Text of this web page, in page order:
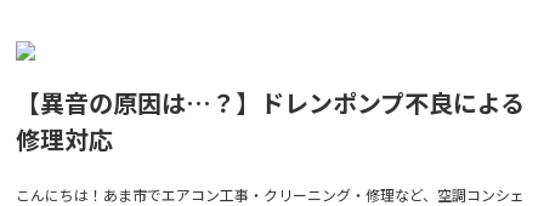
【異音の原因は…？】ドレンポンプ不良による
修理対応
こんにちは！あま市でエアコン工事・クリーニング・修理など、空調コンシェ